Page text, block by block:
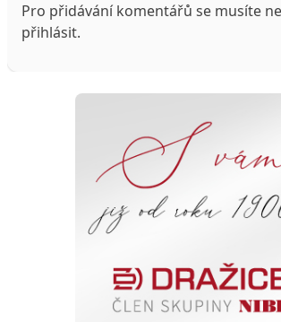
Pro přidávání komentářů se musíte
přihlásit.